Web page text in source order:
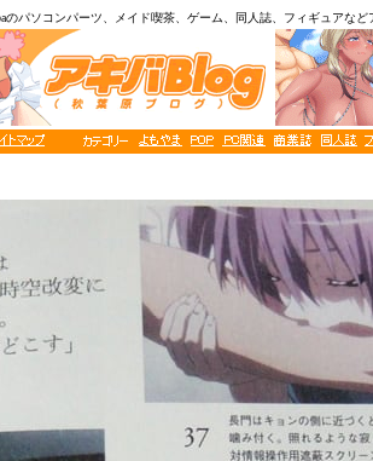
のパソコンパーツ、メイド喫茶、ゲーム、同人誌、フィギュアな